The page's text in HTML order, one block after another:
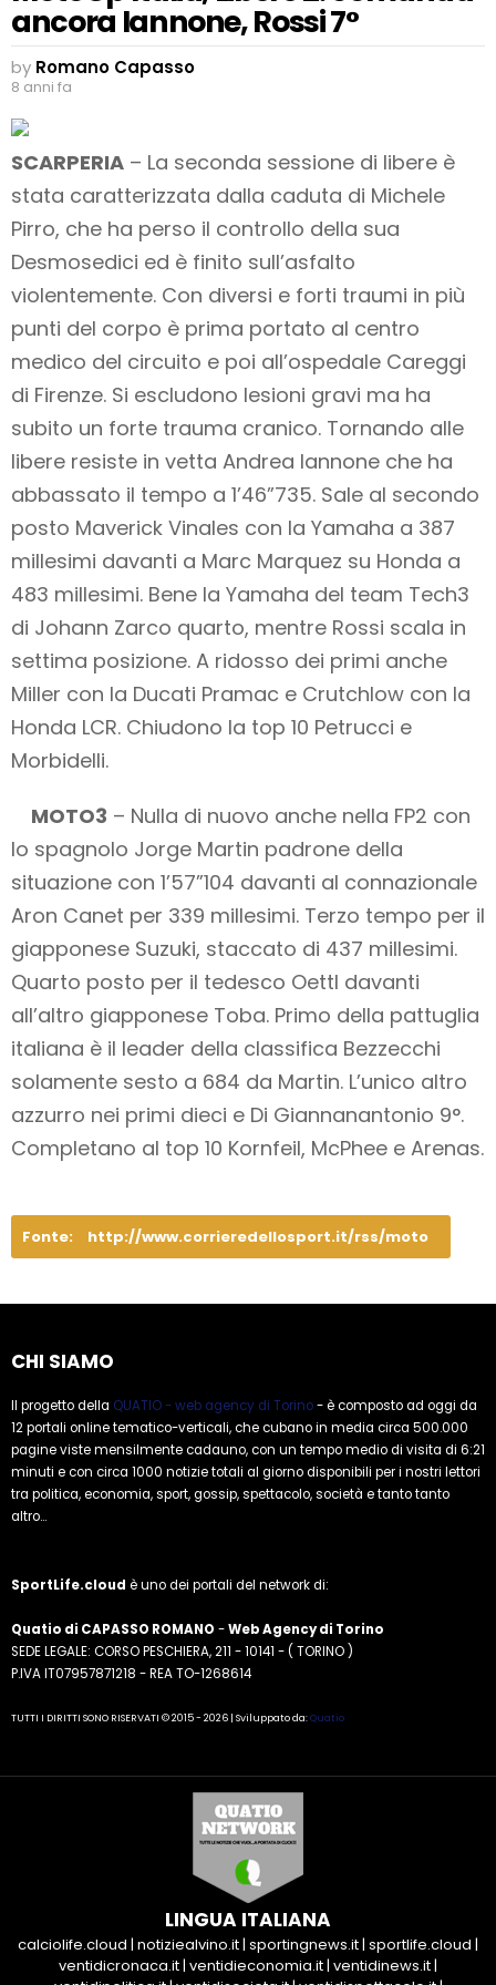
ancora Iannone, Rossi 7°
by Romano Capasso
8 anni fa
SCARPERIA – La seconda sessione di libere è
stata caratterizzata dalla caduta di Michele
Pirro, che ha perso il controllo della sua
Desmosedici ed è finito sull’asfalto
violentemente. Con diversi e forti traumi in più
punti del corpo è prima portato al centro
medico del circuito e poi all’ospedale Careggi
di Firenze. Si escludono lesioni gravi ma ha
subito un forte trauma cranico. Tornando alle
libere resiste in vetta Andrea Iannone che ha
abbassato il tempo a 1’46”735. Sale al secondo
posto Maverick Vinales con la Yamaha a 387
millesimi davanti a Marc Marquez su Honda a
483 millesimi. Bene la Yamaha del team Tech3
di Johann Zarco quarto, mentre Rossi scala in
settima posizione. A ridosso dei primi anche
Miller con la Ducati Pramac e Crutchlow con la
Honda LCR. Chiudono la top 10 Petrucci e
Morbidelli.
MOTO3 – Nulla di nuovo anche nella FP2 con
lo spagnolo Jorge Martin padrone della
situazione con 1’57”104 davanti al connazionale
Aron Canet per 339 millesimi. Terzo tempo per il
giapponese Suzuki, staccato di 437 millesimi.
Quarto posto per il tedesco Oettl davanti
all’altro giapponese Toba. Primo della pattuglia
italiana è il leader della classifica Bezzecchi
solamente sesto a 684 da Martin. L’unico altro
azzurro nei primi dieci e Di Giannanantonio 9°.
Completano al top 10 Kornfeil, McPhee e Arenas.
Fonte: http://www.corrieredellosport.it/rss/moto
CHI SIAMO
Il progetto della QUATIO - web agency di Torino- è composto ad oggi da
12 portali online tematico-verticali, che cubano in media circa 500.000
pagine viste mensilmente cadauno, con un tempo medio di visita di 6:21
minuti e con circa 1000 notizie totali al giorno disponibili per i nostri lettori
tra politica, economia, sport, gossip, spettacolo, società e tanto tanto
altro...
SportLife.cloud è uno dei portali del network di:
Quatio di CAPASSO ROMANO -Web Agency di Torino
SEDE LEGALE: CORSO PESCHIERA, 211 - 10141 - ( TORINO )
P.IVA IT07957871218 - REA TO-1268614
TUTTI I DIRITTI SONO RISERVATI © 2015 - 2026 | Sviluppato da:Quatio
LINGUA ITALIANA
calciolife.cloud | notiziealvino.it| sportingnews.it| sportlife.cloud |
ventidicronaca.it| ventidieconomia.it| ventidinews.it|